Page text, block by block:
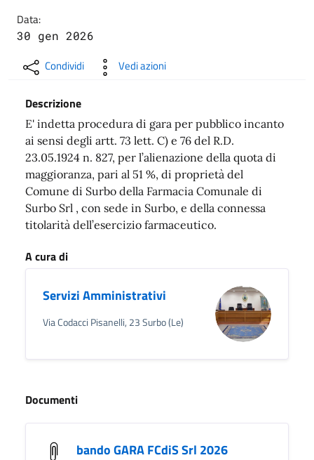
Data:
30 gen 2026
Condividi Vedi azioni
Descrizione
E' indetta procedura di gara per pubblico incanto
ai sensi degli artt. 73 lett. C) e 76 del R.D.
23.05.1924 n. 827, per l’alienazione della quota di
maggioranza, pari al 51 %, di proprietà del
Comune di Surbo della Farmacia Comunale di
Surbo Srl , con sede in Surbo, e della connessa
titolarità dell’esercizio farmaceutico.
A cura di
Servizi Amministrativi
Via Codacci Pisanelli, 23 Surbo (Le)
Documenti
bando GARA FCdiS Srl 2026